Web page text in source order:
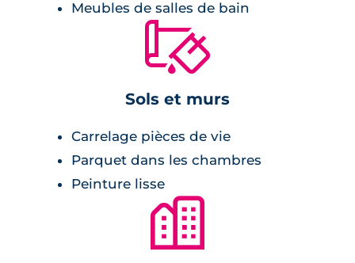
Pour une température idéale toute l’année, les
logements sont équipés de thermostats
d’ambiance et de volets roulants électriques.
d’espaces de rangement (penderies et/ou
étagères) en choisissant l’option équipement
Meubles de salles de bain
🔨
Sols et murs
Carrelage pièces de vie
Parquet dans les chambres
Peinture lisse
🏙